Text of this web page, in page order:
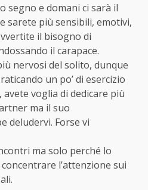
segno e domani ci sarà il
sarete più sensibili, emotivi,
il bisogno di
il carapace.
nervosi del solito, dunque
un po’ di esercizio
avete voglia di dedicare più
ma il suo
deludervi. Forse vi
ma solo perché lo
l’attenzione sui